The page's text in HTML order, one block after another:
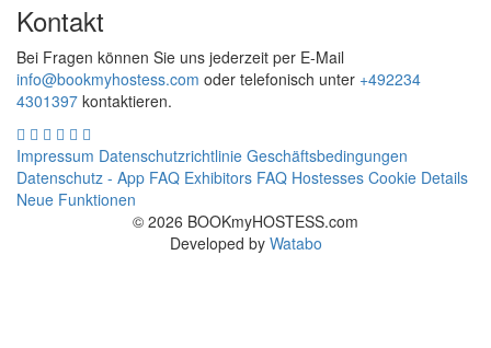
Kontakt
Bei Fragen können Sie uns jederzeit per E-Mail
info@bookmyhostess.com oder telefonisch unter +492234
4301397 kontaktieren.
Impressum Datenschutzrichtlinie Geschäftsbedingungen
Datenschutz - App FAQ Exhibitors FAQ Hostesses Cookie Details
Neue Funktionen
© 2026 BOOKmyHOSTESS.com
Developed by Watabo